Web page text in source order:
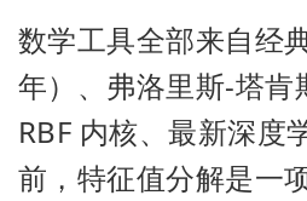
数学工具全部来自经
年）、弗洛里斯-塔
RBF 内核、最新深度
前，特征值分解是一